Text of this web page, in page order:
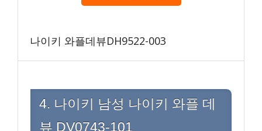
나이키 와플데뷰DH9522-003
4. 나이키 남성 나이키 와플 데
뷰 DV0743-101